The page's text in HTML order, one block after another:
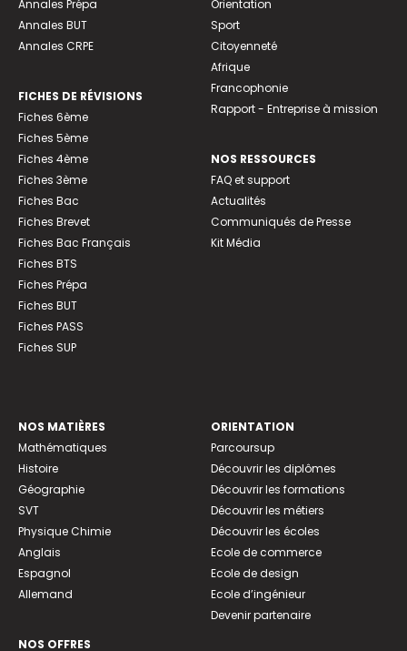
Annales Prépa
Annales BUT
Annales CRPE
FICHES DE RÉVISIONS
Fiches 6ème
Fiches 5ème
Fiches 4ème
Fiches 3ème
Fiches Bac
Fiches Brevet
Fiches Bac Français
Fiches BTS
Fiches Prépa
Fiches BUT
Fiches PASS
Fiches SUP
Orientation
Sport
Citoyenneté
Afrique
Francophonie
Rapport - Entreprise à mission
NOS RESSOURCES
FAQ et support
Actualités
Communiqués de Presse
Kit Média
NOS MATIÈRES
Mathématiques
Histoire
Géographie
SVT
Physique Chimie
Anglais
Espagnol
Allemand
NOS OFFRES
ORIENTATION
Parcoursup
Découvrir les diplômes
Découvrir les formations
Découvrir les métiers
Découvrir les écoles
Ecole de commerce
Ecole de design
Ecole d’ingénieur
Devenir partenaire